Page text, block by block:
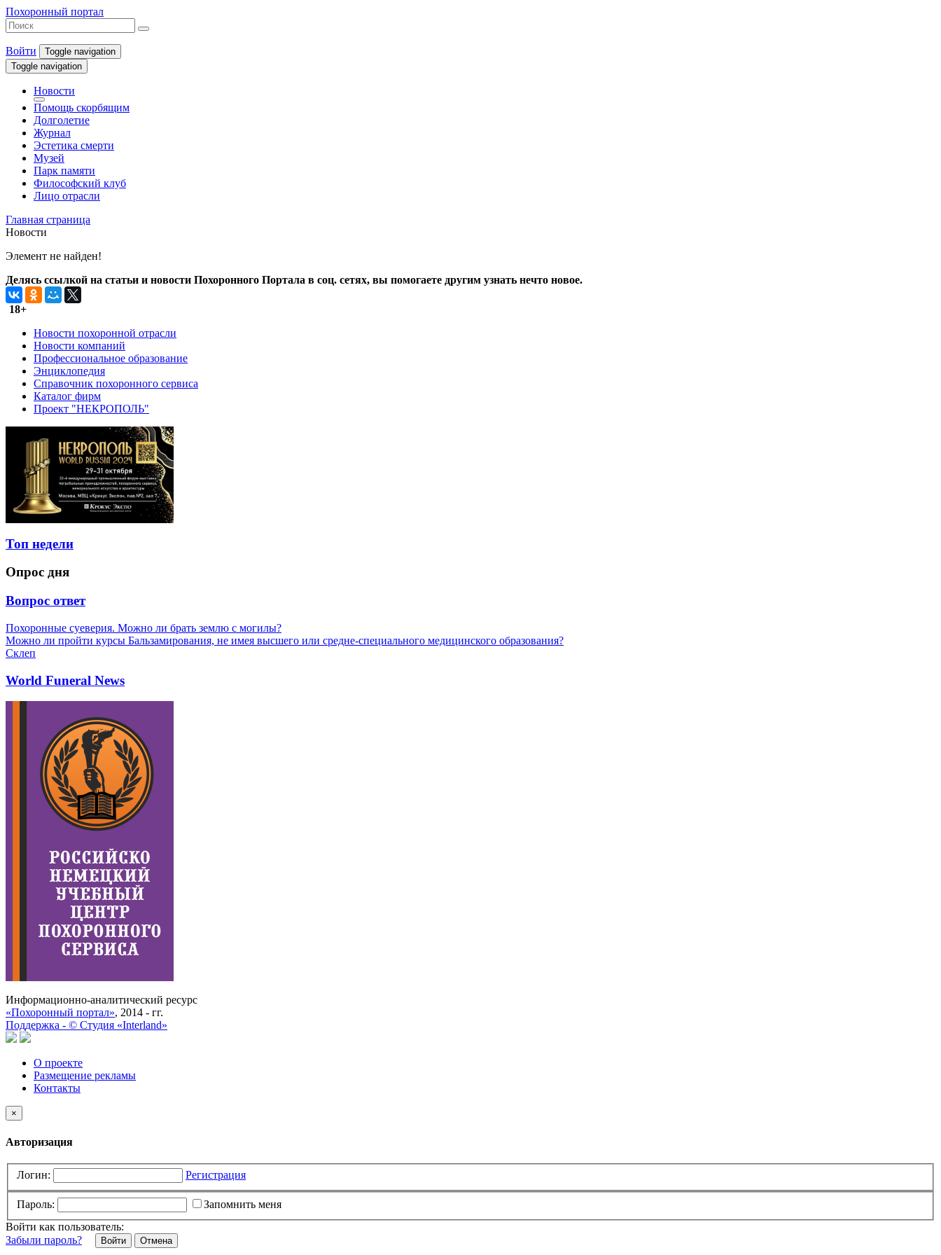
Похоронный портал
Войти
Toggle navigation
Toggle navigation
Новости
Помощь скорбящим
Долголетие
Журнал
Эстетика смерти
Музей
Парк памяти
Философский клуб
Лицо отрасли
Главная страница
Новости
Элемент не найден!
Делясь ссылкой на статьи и новости Похоронного Портала в соц. сетях, вы помогаете другим узнать нечто новое.
18+
Новости похоронной отрасли
Новости компаний
Профессиональное образование
Энциклопедия
Справочник похоронного сервиса
Каталог фирм
Проект "НЕКРОПОЛЬ"
Топ недели
Опрос дня
Вопрос ответ
Похоронные суеверия. Можно ли брать землю с могилы?
Можно ли пройти курсы Бальзамирования, не имея высшего или средне-специального медицинского образования?
Склеп
World Funeral News
Информационно-аналитический ресурс
«Похоронный портал», 2014 - гг.
Поддержка - © Cтудия «Interland»
О проекте
Размещение рекламы
Контакты
×
Авторизация
Логин: Регистрация
Пароль:
Запомнить меня
Войти как пользователь:
Забыли пароль?
Отмена